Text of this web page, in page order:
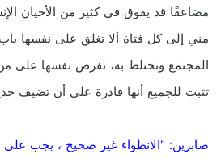
مضاعفًا قد يفوق في كثير من الأحيان
مني إلى كل فتاة ألا تغلق على نفسها
المجتمع وتختلط به، تفرض نفسها على
تثبت للجميع أنها قادرة على أن تضيف
صابرين: "الانطواء غير صحيح ، يجب على